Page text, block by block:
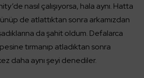
nasıl çalışıyorsa, hala aynı. Hatta
de atlattıktan sonra arkamızdan
da şahit oldum. Defalarca
tırmanıp atladıktan sonra
daha aynı şeyi denediler.